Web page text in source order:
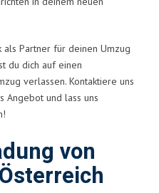
als Partner für deinen Umzug
du dich auf einen
verlassen. Kontaktiere uns
Angebot und lass uns
von